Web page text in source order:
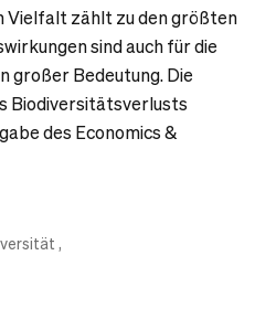
Vielfalt zählt zu den größten
sind auch für die
großer Bedeutung. Die
Biodiversitätsverlusts
des Economics &